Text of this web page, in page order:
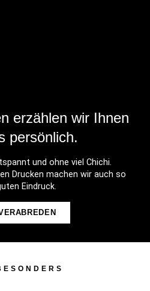
erzählen wir Ihnen
persönlich.
und ohne viel Chichi.
Drucken machen wir auch so
Eindruck.